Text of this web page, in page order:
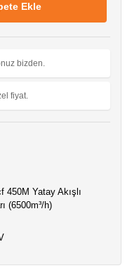
Ekle
bizden.
fiyat.
450M Yatay Akışlı
(6500m³/h)